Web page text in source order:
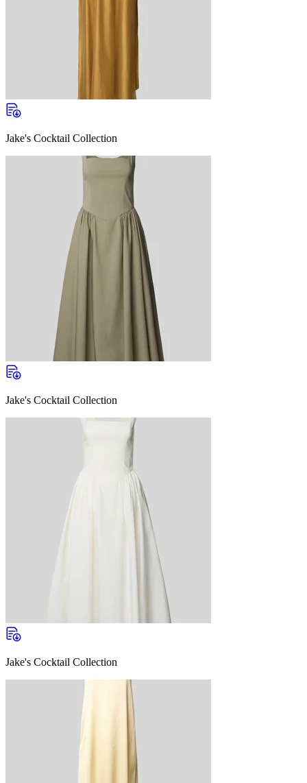
Jake's Cocktail Collection
Jake's Cocktail Collection
Jake's Cocktail Collection